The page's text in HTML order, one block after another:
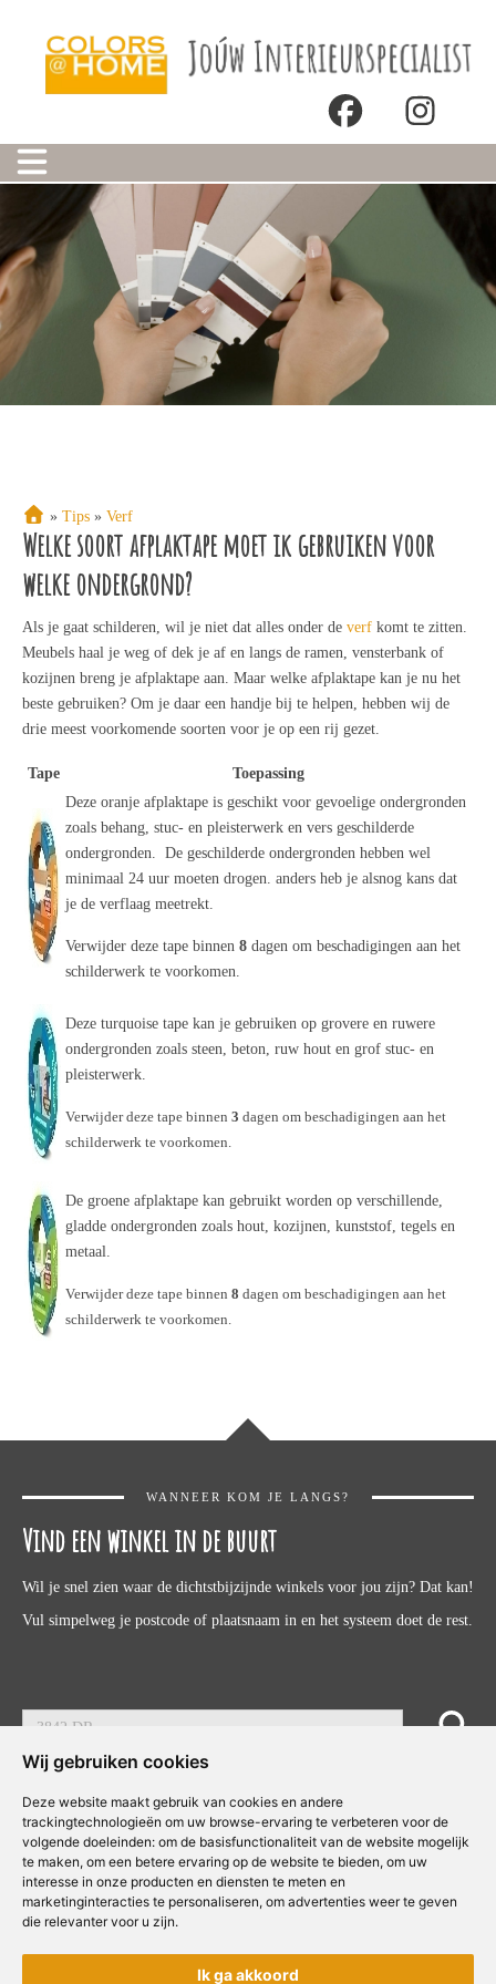
Wij gebruiken cookies
Deze website maakt gebruik van cookies en andere
trackingtechnologieën om uw browse-ervaring te verbeteren voor de
volgende doeleinden: om de basisfunctionaliteit van de website mogelijk
te maken, om een betere ervaring op de website te bieden, om uw
interesse in onze producten en diensten te meten en
marketinginteracties te personaliseren, om advertenties weer te geven
die relevanter voor u zijn.
Ik ga akkoord
Onze winkels
Soorten Tape Per Ondergrond
» Tips » Verf
Welke soort afplaktape moet ik gebruiken voor
welke ondergrond?
Als je gaat schilderen, wil je niet dat alles onder de verf komt te zitten.
Meubels haal je weg of dek je af en langs de ramen, vensterbank of
kozijnen breng je afplaktape aan. Maar welke afplaktape kan je nu het
beste gebruiken? Om je daar een handje bij te helpen, hebben wij de
drie meest voorkomende soorten voor je op een rij gezet.
Tape
Toepassing
Deze oranje afplaktape is geschikt voor gevoelige ondergronden
zoals behang, stuc- en pleisterwerk en vers geschilderde
ondergronden. De geschilderde ondergronden hebben wel
minimaal 24 uur moeten drogen. anders heb je alsnog kans dat
je de verflaag meetrekt.
Verwijder deze tape binnen 8 dagen om beschadigingen aan het
schilderwerk te voorkomen.
Deze turquoise tape kan je gebruiken op grovere en ruwere
ondergronden zoals steen, beton, ruw hout en grof stuc- en
pleisterwerk.
Verwijder deze tape binnen 3 dagen om beschadigingen aan het
schilderwerk te voorkomen.
De groene afplaktape kan gebruikt worden op verschillende,
gladde ondergronden zoals hout, kozijnen, kunststof, tegels en
metaal.
Verwijder deze tape binnen 8 dagen om beschadigingen aan het
schilderwerk te voorkomen.
WANNEER KOM JE LANGS?
Vind een winkel in de buurt
Wil je snel zien waar de dichtstbijzijnde winkels voor jou zijn? Dat kan!
Vul simpelweg je postcode of plaatsnaam in en het systeem doet de rest.
© Concepts & Companies BV. Alle rechten voorbehouden.